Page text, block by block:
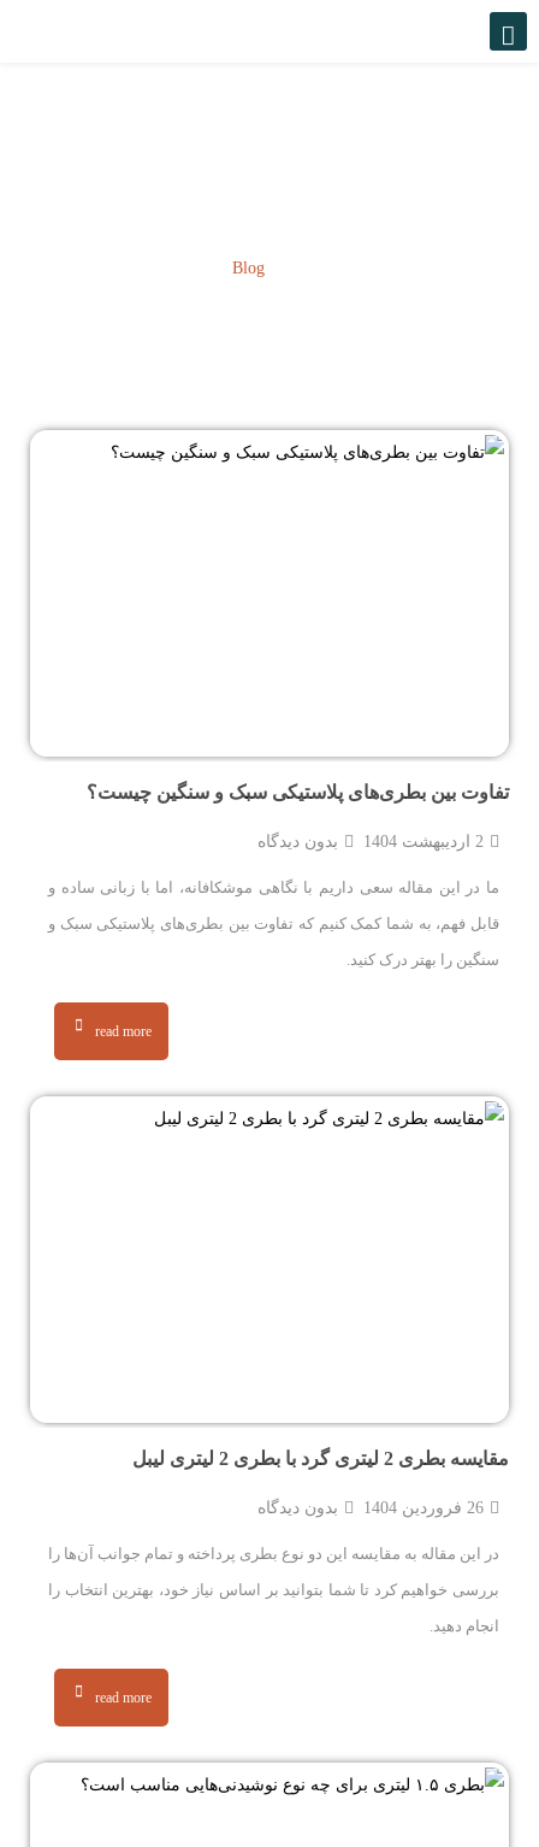
Blog
تفاوت بین بطری‌های پلاستیکی سبک و سنگین چیست؟
2 اردیبهشت 1404 بدون دیدگاه
ما در این مقاله سعی داریم با نگاهی موشکافانه، اما با زبانی ساده و
قابل فهم، به شما کمک کنیم که تفاوت بین بطری‌های پلاستیکی سبک و
سنگین را بهتر درک کنید.
read more
مقایسه بطری 2 لیتری گرد با بطری 2 لیتری لیبل
26 فروردین 1404 بدون دیدگاه
در این مقاله به مقایسه این دو نوع بطری پرداخته و تمام جوانب آن‌ها را
بررسی خواهیم کرد تا شما بتوانید بر اساس نیاز خود، بهترین انتخاب را
انجام دهید.
read more